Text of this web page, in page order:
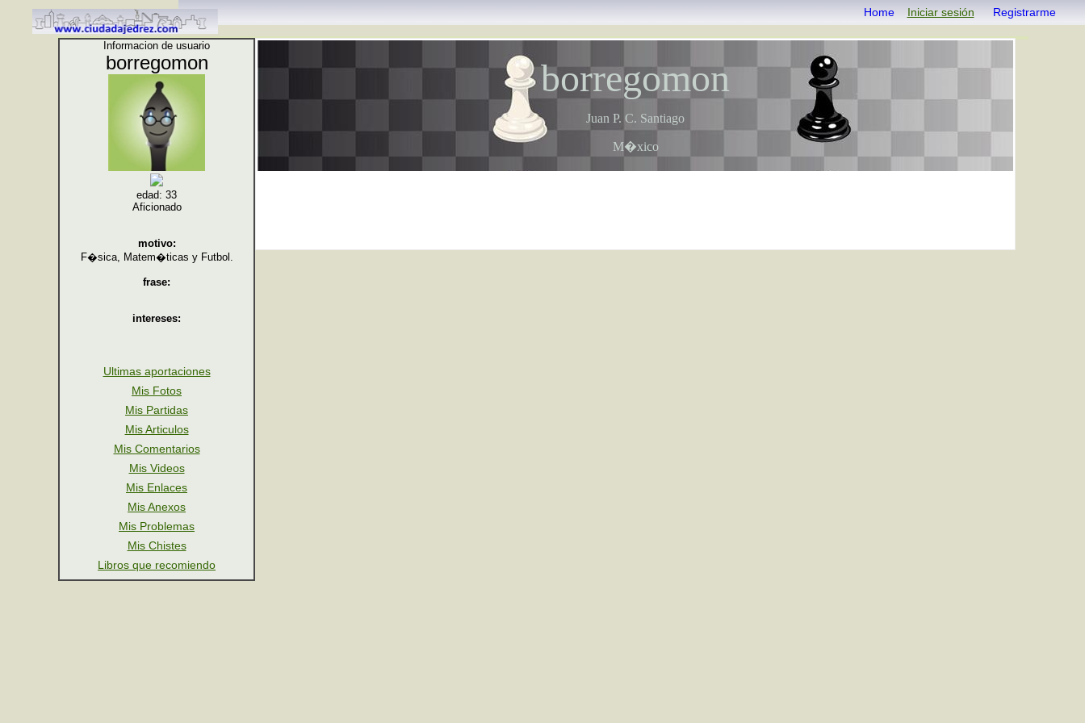
Home Iniciar sesión Registrarme
Informacion de usuario
borregomon
edad: 33
Aficionado
motivo:
F�sica, Matem�ticas y Futbol.
frase:
intereses:
Ultimas aportaciones
Mis Fotos
Mis Partidas
Mis Articulos
Mis Comentarios
Mis Videos
Mis Enlaces
Mis Anexos
Mis Problemas
Mis Chistes
Libros que recomiendo
borregomon
Juan P. C. Santiago
M�xico